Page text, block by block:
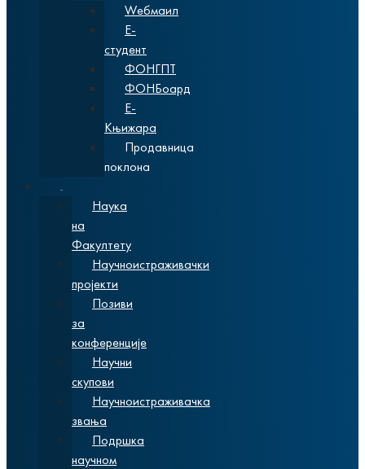
Wебмаил
Е-
студент
ФОНГПТ
ФОНБоард
Е-
Књижара
Продавница
поклона
Наука
на
Факултету
Научноистраживачки
пројекти
Позиви
за
конференције
Научни
скупови
Научноистраживачка
звања
Подршка
научном